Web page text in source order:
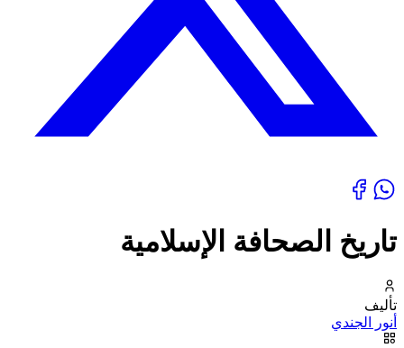
تاريخ الصحافة الإسلامية
تأليف
أنور الجندي